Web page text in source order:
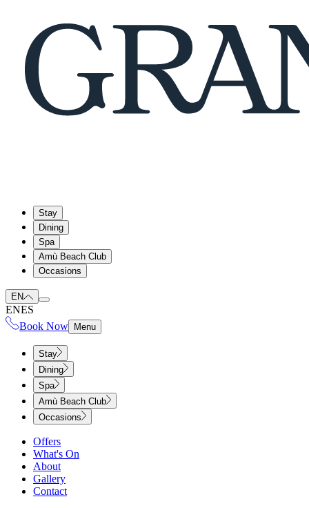
Stay
Dining
Spa
Amù Beach Club
Occasions
EN
ENES
Book Now
Menu
Stay
Dining
Spa
Amù Beach Club
Occasions
Offers
What's On
About
Gallery
Contact